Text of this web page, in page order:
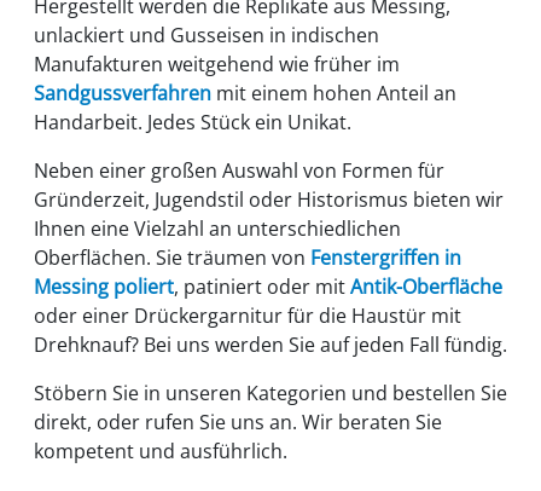
Hergestellt werden die Replikate aus Messing,
unlackiert und Gusseisen in indischen
Manufakturen weitgehend wie früher im
Sandgussverfahren mit einem hohen Anteil an
Handarbeit. Jedes Stück ein Unikat.
Neben einer großen Auswahl von Formen für
Gründerzeit, Jugendstil oder Historismus bieten wir
Ihnen eine Vielzahl an unterschiedlichen
Oberflächen. Sie träumen von Fenstergriffen in
Messing poliert, patiniert oder mitAntik-Oberfläche
oder einer Drückergarnitur für die Haustür mit
Drehknauf? Bei uns werden Sie auf jeden Fall fündig.
Stöbern Sie in unseren Kategorien und bestellen Sie
direkt, oder rufen Sie uns an. Wir beraten Sie
kompetent und ausführlich.